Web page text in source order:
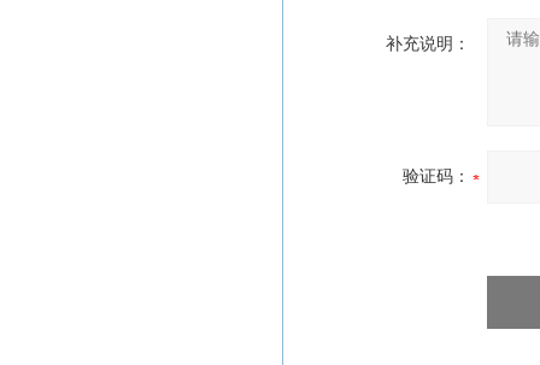
补充说明：
验证码：